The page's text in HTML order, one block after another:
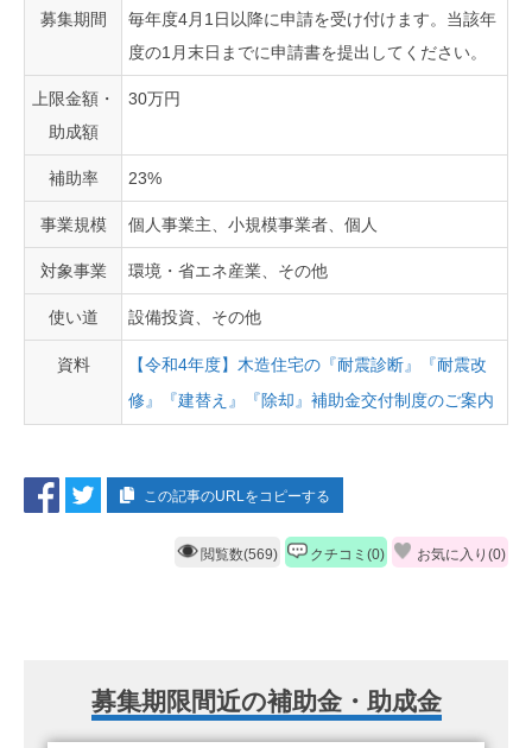
募集期間
毎年度4月1日以降に申請を受け付けます。当該年
度の1月末日までに申請書を提出してください。
上限金額・
助成額
30万円
補助率 23%
事業規模 個人事業主、小規模事業者、個人
対象事業 環境・省エネ産業、その他
使い道 設備投資、その他
資料
【令和4年度】木造住宅の『耐震診断』『耐震改
修』『建替え』『除却』補助金交付制度のご案内
この記事のURLをコピーする
閲覧数(569) クチコミ(0) お気に入り(0)
募集期限間近の補助金・助成金